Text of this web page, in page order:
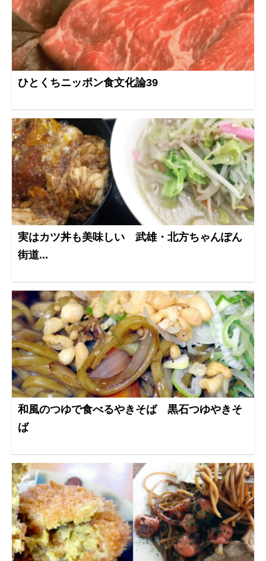
ひとくちニッポン食文化論39
実はカツ丼も美味しい 武雄・北方ちゃんぽん
街道...
和風のつゆで食べるやきそば 黒石つゆやきそ
ば